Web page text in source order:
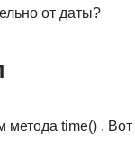
от даты?
time() . Вот